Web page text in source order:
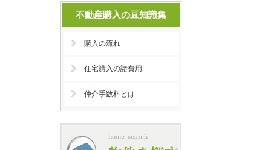
不動産購入の豆知識集
購入の流れ
住宅購入の諸費用
仲介手数料とは